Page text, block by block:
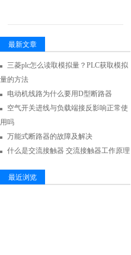
最新文章
三菱plc怎么读取模拟量？PLC获取模拟
量的方法
电动机线路为什么要用D型断路器
空气开关进线与负载端接反影响正常使
用吗
万能式断路器的故障及解决
什么是交流接触器 交流接触器工作原理
最近浏览